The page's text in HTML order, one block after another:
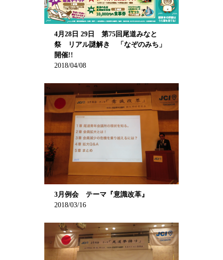
4月28日 29日 第75回尾道みなと
祭 リアル謎解き 「なぞのみち」
開催!!
2018/04/08
3月例会 テーマ『意識改革』
2018/03/16